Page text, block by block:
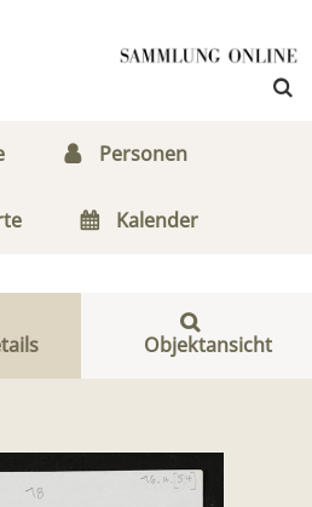
Personen
Kalender
Objektansicht